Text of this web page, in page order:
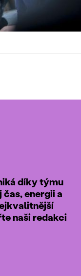
díky týmu
energii a
naši redakci